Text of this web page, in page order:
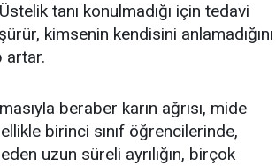
tanı konulmadığı için tedavi
kimsenin kendisini anlamadığını
artar.
beraber karın ağrısı, mide
birinci sınıf öğrencilerinde,
uzun süreli ayrılığın, birçok